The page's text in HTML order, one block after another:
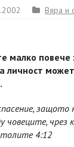
Вяра и
малко повече
личност
човеците, чрез
4:12